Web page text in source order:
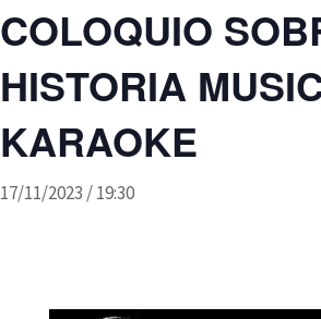
COLOQUIO
HISTORIA
KARAOKE
17/11/2023 / 19:30